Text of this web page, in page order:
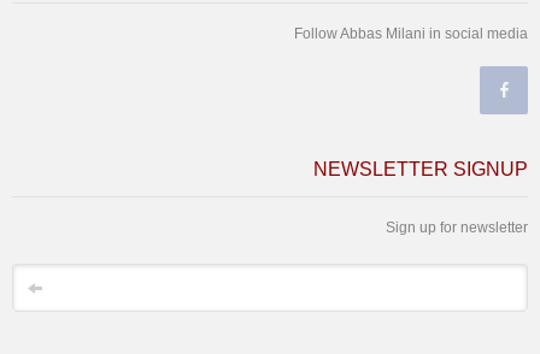
Follow Abbas Milani in social media
NEWSLETTER SIGNUP
Sign up for newsletter